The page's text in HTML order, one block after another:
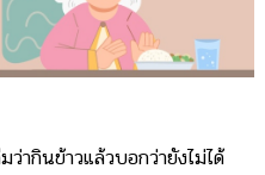
ากินข้าวแล้วบอกว่ายังไม่ได้